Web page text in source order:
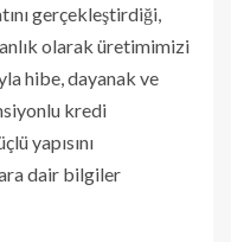
gerçekleştirdiği,
olarak üretimimizi
hibe, dayanak ve
kredi
yapısını
dair bilgiler